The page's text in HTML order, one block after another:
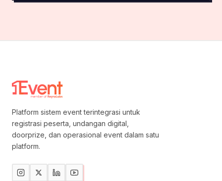
Platform sistem event terintegrasi untuk
registrasi peserta, undangan digital,
doorprize, dan operasional event dalam satu
platform.